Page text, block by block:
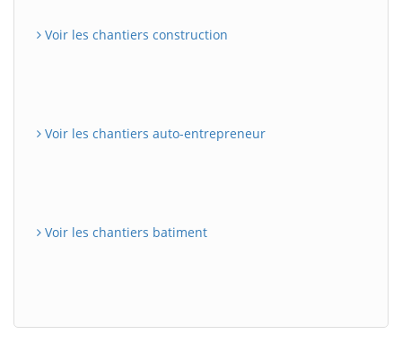
Voir les chantiers construction
Voir les chantiers auto-entrepreneur
Voir les chantiers batiment